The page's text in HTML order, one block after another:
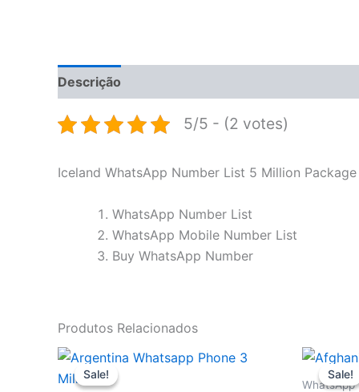
Descrição
5/5 - (2 votes)
Iceland WhatsApp Number List 5 Million Package
WhatsApp Number List
WhatsApp Mobile Number List
Buy WhatsApp Number
Produtos Relacionados
Sale!
Sale!
O
preço
original
O
preço
Sale!
Sale!
WhatsApp
O